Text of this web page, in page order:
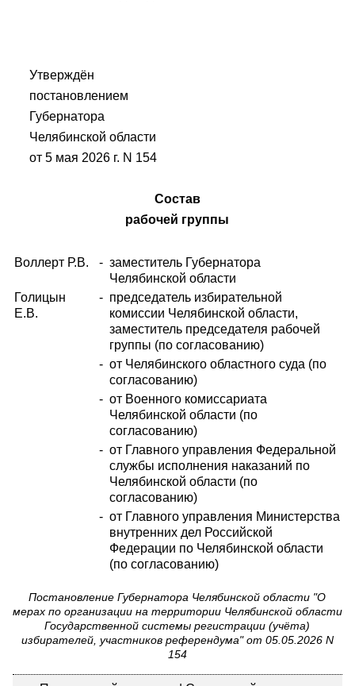
Утверждён
постановлением
Губернатора
Челябинской области
от 5 мая 2026 г. N 154
Состав
рабочей группы
Воллерт Р.В. - заместитель Губернатора
Челябинской области
Голицын
Е.В.
- председатель избирательной
комиссии Челябинской области,
заместитель председателя рабочей
группы (по согласованию)
- от Челябинского областного суда (по
согласованию)
- от Военного комиссариата
Челябинской области (по
согласованию)
- от Главного управления Федеральной
службы исполнения наказаний по
Челябинской области (по
согласованию)
- от Главного управления Министерства
внутренних дел Российской
Федерации по Челябинской области
(по согласованию)
Постановление Губернатора Челябинской области "О
мерах по организации на территории Челябинской области
Государственной системы регистрации (учёта)
избирателей, участников референдума" от 05.05.2026 N
154